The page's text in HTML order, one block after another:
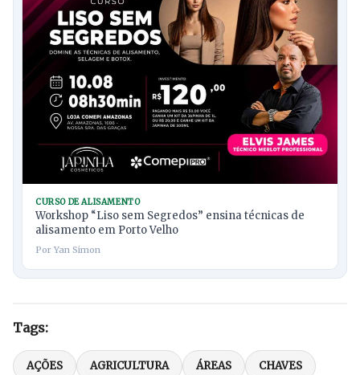
CURSO DE ALISAMENTO
Workshop “Liso sem Segredos” ensina técnicas de
alisamento em Porto Velho
Por Yan Simon
Tags:
AÇÕES AGRICULTURA ÁREAS CHAVES